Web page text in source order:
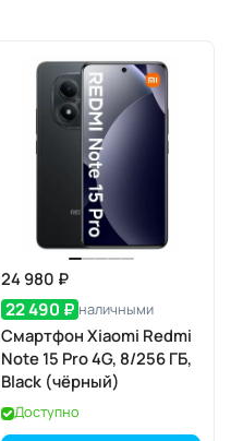
24 980 ₽
22 490 ₽ наличными
Смартфон Xiaomi Redmi
Note 15 Pro 4G, 8/256 ГБ,
Black (чёрный)
Доступно